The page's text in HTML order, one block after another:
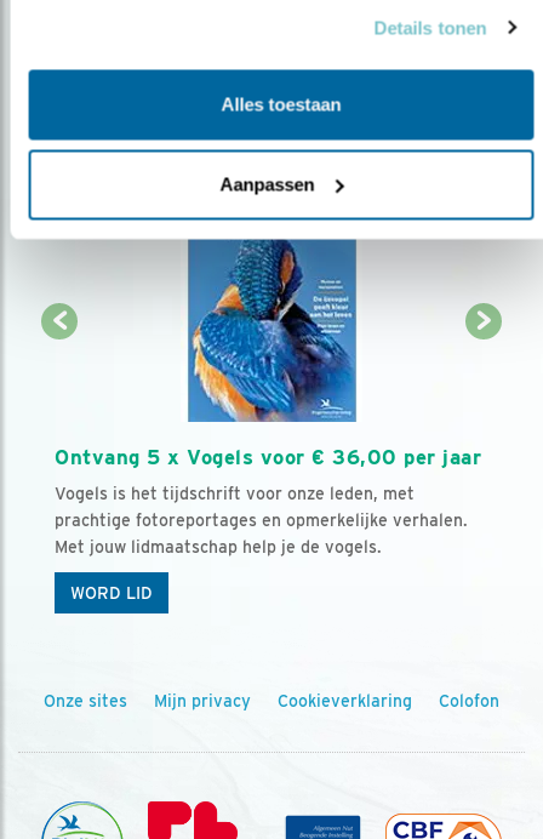
Details tonen
Alles toestaan
Aanpassen
Ontvang 5 x Vogels voor € 36,00 per jaar
Vogels is het tijdschrift voor onze leden, met
prachtige fotoreportages en opmerkelijke verhalen.
Met jouw lidmaatschap help je de vogels.
WORD LID
Onze sites Mijn privacy Cookieverklaring Colofon